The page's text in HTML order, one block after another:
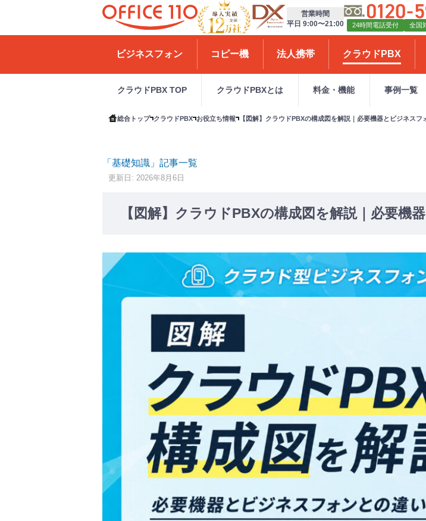
H
e
営業時間
平日 9:00〜21:00
24時間電話受付 全国
ビジネスフォン コピー機 法人携帯 クラウドPBX
クラウドPBX TOP クラウドPBXとは 料金・機能 事例一覧
総合トップ クラウドPBX お役立ち情報 【図解】クラウドPBXの構成図を解説｜必要機器とビジネスフ
「基礎知識」記事一覧
更新日: 2026年8月6日
【図解】クラウドPBXの構成図を解説｜必要機